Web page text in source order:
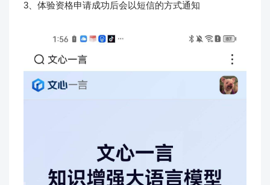
3、体验资格申请成功后会以短信的方式通知